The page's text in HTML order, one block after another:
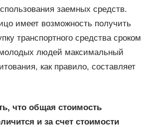
заемных средств.
имеет возможность получить
транспортного средства сроком
людей максимальный
как правило, составляет
что общая стоимость
и за счет стоимости